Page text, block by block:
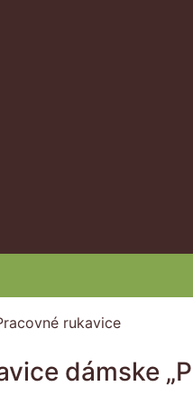
rukavice
dámske